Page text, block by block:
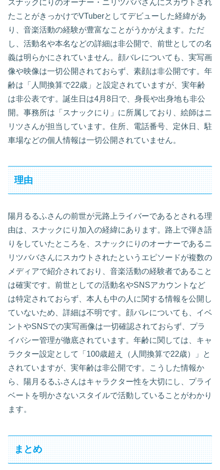
スナックにりのオーナー・ニリツババさんにスカウトされ
たことがきっかけでVTuberとしてデビューした経緯があ
り、音楽活動の経験が豊富なことがうかがえます。ただ
し、活動名や本名などの詳細は非公開で、前世としての名
義は明らかにされていません。顔バレについても、実写画
像や映像は一切公開されておらず、素顔は非公開です。年
齢は「人間換算で22歳」と設定されていますが、実年齢
は非公表です。誕生日は4月8日で、身長や出身地も非公
開。事務所は「スナックにり」に所属しており、絵師はニ
リツさんが担当しています。住所、電話番号、定休日、駐
車場などの個人情報は一切公開されていません。
理由
陽月るるふさんの前世が元路上ライバーであるとされる理
由は、スナックにり加入の経緯にあります。路上で弾き語
りをしていたところを、スナックにりのオーナーであるニ
リツババさんにスカウトされたというエピソードが複数の
メディアで紹介されており、音楽活動の経験者であること
は確実です。前世としての活動名やSNSアカウントなど
は特定されておらず、本人も中の人に関する情報を公開し
ていないため、詳細は不明です。顔バレについても、イベ
ントやSNSでの実写画像は一切確認されておらず、プラ
イバシー管理が徹底されています。年齢に関しては、キャ
ラクター設定として「100歳超え（人間換算で22歳）」と
されていますが、実年齢は非公開です。こうした情報か
ら、陽月るるふさんはキャラクター性を大切にし、プライ
ベートを明かさないスタイルで活動していることがわかり
ます。
まとめ